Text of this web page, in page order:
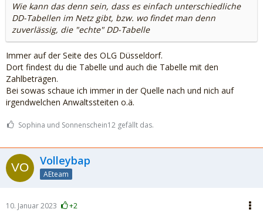
Wie kann das denn sein, dass es einfach unterschiedliche
DD-Tabellen im Netz gibt, bzw. wo findet man denn
zuverlässig, die "echte" DD-Tabelle
Immer auf der Seite des OLG Düsseldorf.
Dort findest du die Tabelle und auch die Tabelle mit den
Zahlbeträgen.
Bei sowas schaue ich immer in der Quelle nach und nich auf
irgendwelchen Anwaltssteiten o.ä.
Sophina und Sonnenschein12 gefällt das.
Volleybap
AEteam
10. Januar 2023 +2